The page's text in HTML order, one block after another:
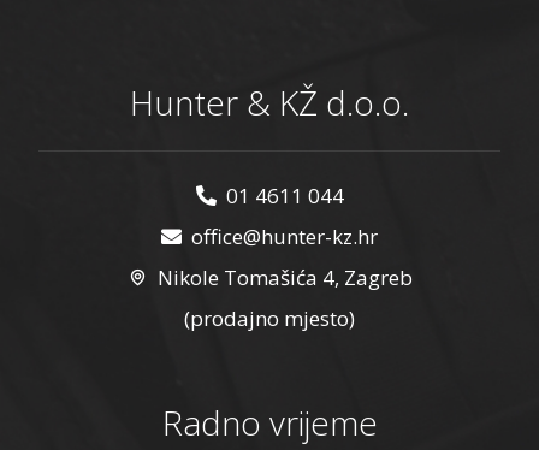
Hunter & KŽ d.o.o.
01 4611 044
office@hunter-kz.hr
Nikole Tomašića 4, Zagreb
(prodajno mjesto)
Radno vrijeme